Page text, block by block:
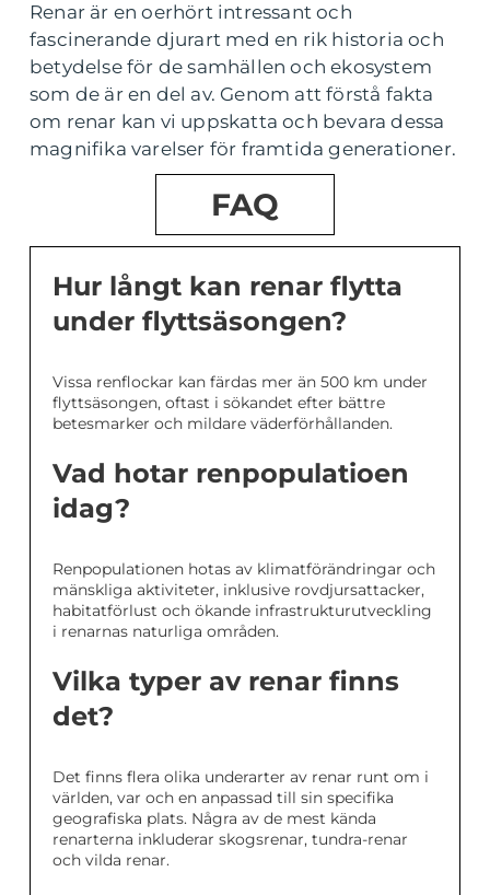
Renar är en oerhört intressant och
fascinerande djurart med en rik historia och
betydelse för de samhällen och ekosystem
som de är en del av. Genom att förstå fakta
om renar kan vi uppskatta och bevara dessa
magnifika varelser för framtida generationer.
FAQ
Hur långt kan renar flytta
under flyttsäsongen?
Vissa renflockar kan färdas mer än 500 km under
flyttsäsongen, oftast i sökandet efter bättre
betesmarker och mildare väderförhållanden.
Vad hotar renpopulatioen
idag?
Renpopulationen hotas av klimatförändringar och
mänskliga aktiviteter, inklusive rovdjursattacker,
habitatförlust och ökande infrastrukturutveckling
i renarnas naturliga områden.
Vilka typer av renar finns
det?
Det finns flera olika underarter av renar runt om i
världen, var och en anpassad till sin specifika
geografiska plats. Några av de mest kända
renarterna inkluderar skogsrenar, tundra-renar
och vilda renar.